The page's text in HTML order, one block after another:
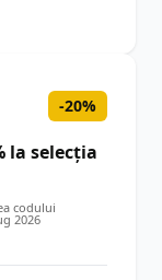
-20%
la selecția
codului
2026